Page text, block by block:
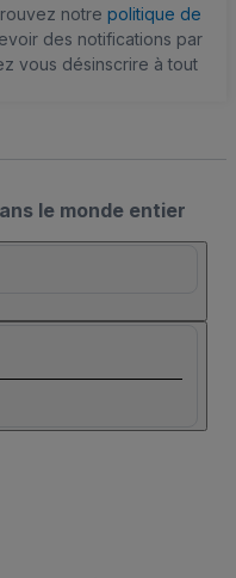
notre politique de
des notifications par
vous désinscrire à tout
le monde entier